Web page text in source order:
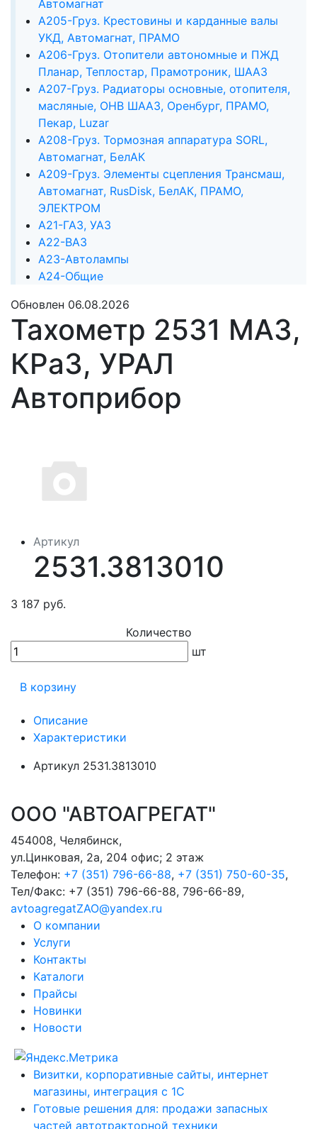
Автомагнат
А205-Груз. Крестовины и карданные валы
УКД, Автомагнат, ПРАМО
А206-Груз. Отопители автономные и ПЖД
Планар, Теплостар, Прамотроник, ШААЗ
А207-Груз. Радиаторы основные, отопителя,
масляные, ОНВ ШААЗ, Оренбург, ПРАМО,
Пекар, Luzar
А208-Груз. Тормозная аппаратура SORL,
Автомагнат, БелАК
А209-Груз. Элементы сцепления Трансмаш,
Автомагнат, RusDisk, БелАК, ПРАМО,
ЭЛЕКТРОМ
А21-ГАЗ, УАЗ
А22-ВАЗ
А23-Автолампы
А24-Общие
Обновлен 06.08.2026
Тахометр 2531 МАЗ,
КРаЗ, УРАЛ
Автоприбор
Артикул
2531.3813010
3 187 руб.
Количество
шт
В корзину
Описание
Характеристики
Артикул 2531.3813010
ООО "АВТОАГРЕГАТ"
454008, Челябинск,
ул.Цинковая, 2а, 204 офис; 2 этаж
Телефон: +7 (351) 796-66-88, +7 (351) 750-60-35,
Тел/Факс: +7 (351) 796-66-88, 796-66-89,
avtoagregatZAO@yandex.ru
О компании
Услуги
Контакты
Каталоги
Прайсы
Новинки
Новости
Визитки, корпоративные сайты, интернет
магазины, интеграция с 1С
Готовые решения для: продажи запасных
частей автотракторной техники